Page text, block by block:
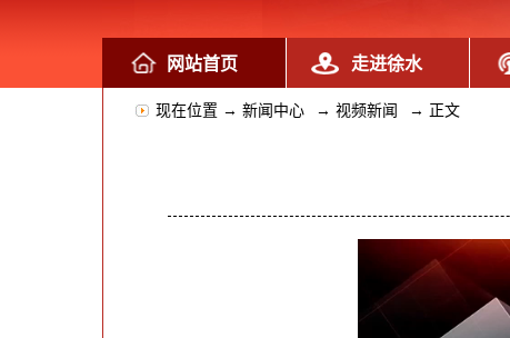
网站首页 走进徐水
现在位置 → 新闻中心 → 视频新闻 → 正文